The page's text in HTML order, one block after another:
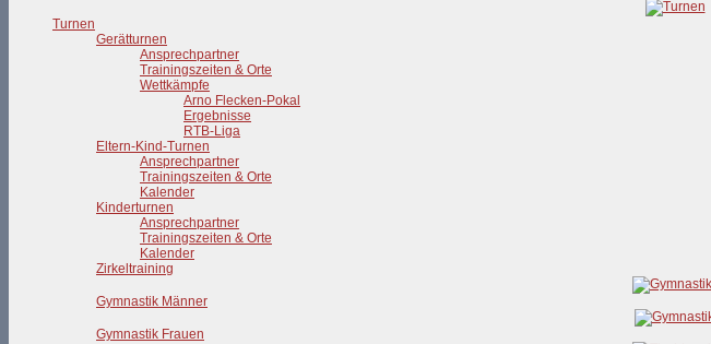
Turnen
Gerätturnen
Ansprechpartner
Trainingszeiten & Orte
Wettkämpfe
Arno Flecken-Pokal
Ergebnisse
RTB-Liga
Eltern-Kind-Turnen
Ansprechpartner
Trainingszeiten & Orte
Kalender
Kinderturnen
Ansprechpartner
Trainingszeiten & Orte
Kalender
Zirkeltraining
Gymnastik Männer
Gymnastik Frauen